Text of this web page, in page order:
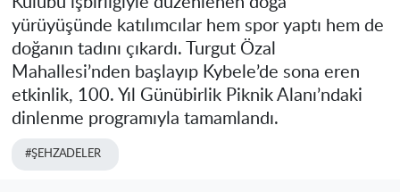
yürüyüşünde katılımcılar hem spor yaptı hem de
doğanın tadını çıkardı. Turgut Özal
Mahallesi’nden başlayıp Kybele’de sona eren
etkinlik, 100. Yıl Günübirlik Piknik Alanı’ndaki
dinlenme programıyla tamamlandı.
#ŞEHZADELER
Soma
Resmi İlanlar
Son Dakika Haberleri
Haber Arşivi